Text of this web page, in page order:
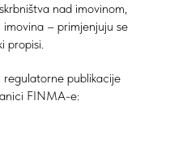
nad imovinom,
– primjenjuju se
propisi.
regulatorne publikacije
FINMA-e: